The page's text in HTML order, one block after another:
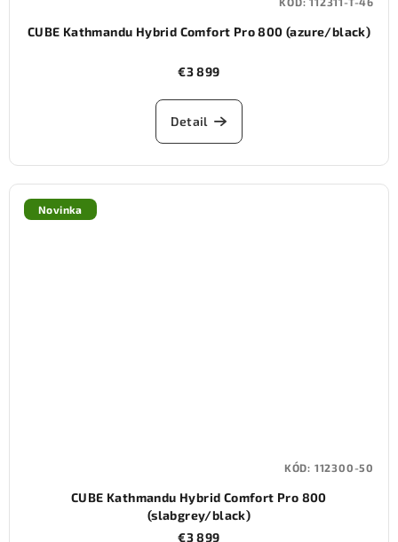
CUBE Kathmandu Hybrid Comfort Pro 800 (azure/black)
€3 899
Detail
Novinka
CUBE Kathmandu Hybrid Comfort Pro 800
(slabgrey/black)
€3 899
KÓD: 112300-50